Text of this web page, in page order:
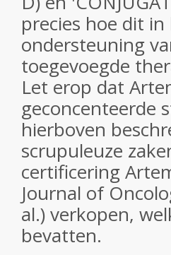
precies hoe dit
ondersteuning
toegevoegde
Let erop dat
geconcenteerde
hierboven
scrupuleuze
certificering
Journal of
al.) verkopen,
bevatten.